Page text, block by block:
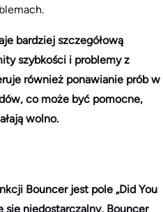
bardziej szczegółową
szybkości i problemy z
również ponawianie prób w
co może być pomocne,
wolno.
Bouncer jest pole „Did You
się niedostarczalny, Bouncer